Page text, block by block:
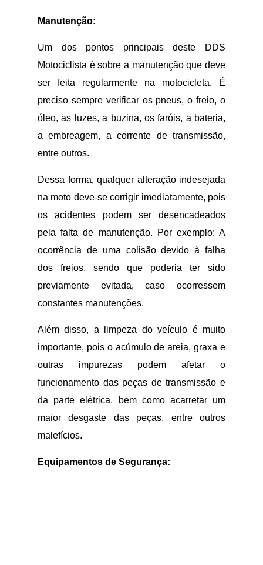
Manutenção:
Um dos pontos principais deste DDS
Motociclista é sobre a manutenção que deve
ser feita regularmente na motocicleta. É
preciso sempre verificar os pneus, o freio, o
óleo, as luzes, a buzina, os faróis, a bateria,
a embreagem, a corrente de transmissão,
entre outros.
Dessa forma, qualquer alteração indesejada
na moto deve-se corrigir imediatamente, pois
os acidentes podem ser desencadeados
pela falta de manutenção. Por exemplo: A
ocorrência de uma colisão devido à falha
dos freios, sendo que poderia ter sido
previamente evitada, caso ocorressem
constantes manutenções.
Além disso, a limpeza do veículo é muito
importante, pois o acúmulo de areia, graxa e
outras impurezas podem afetar o
funcionamento das peças de transmissão e
da parte elétrica, bem como acarretar um
maior desgaste das peças, entre outros
malefícios.
Equipamentos de Segurança: